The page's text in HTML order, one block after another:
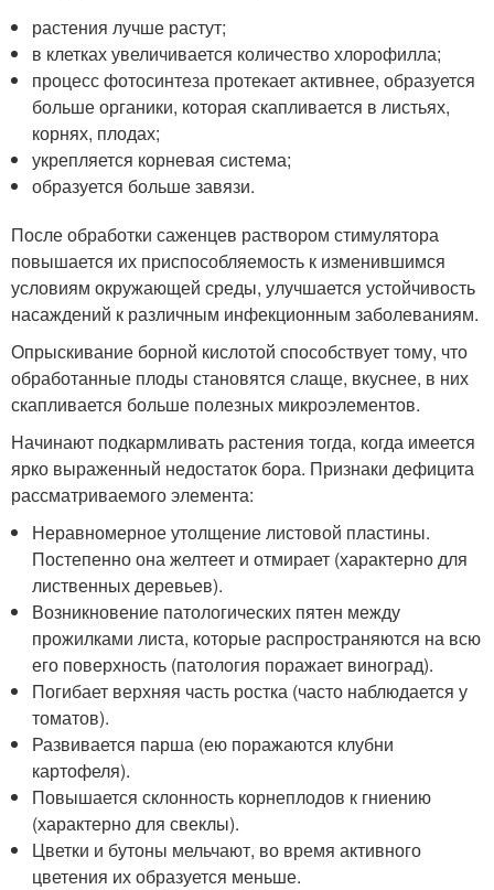
растения лучше растут;
в клетках увеличивается количество хлорофилла;
процесс фотосинтеза протекает активнее, образуется
больше органики, которая скапливается в листьях,
корнях, плодах;
укрепляется корневая система;
образуется больше завязи.
После обработки саженцев раствором стимулятора
повышается их приспособляемость к изменившимся
условиям окружающей среды, улучшается устойчивость
насаждений к различным инфекционным заболеваниям.
Опрыскивание борной кислотой способствует тому, что
обработанные плоды становятся слаще, вкуснее, в них
скапливается больше полезных микроэлементов.
Начинают подкармливать растения тогда, когда имеется
ярко выраженный недостаток бора. Признаки дефицита
рассматриваемого элемента:
Неравномерное утолщение листовой пластины.
Постепенно она желтеет и отмирает (характерно для
лиственных деревьев).
Возникновение патологических пятен между
прожилками листа, которые распространяются на всю
его поверхность (патология поражает виноград).
Погибает верхняя часть ростка (часто наблюдается у
томатов).
Развивается парша (ею поражаются клубни
картофеля).
Повышается склонность корнеплодов к гниению
(характерно для свеклы).
Цветки и бутоны мельчают, во время активного
цветения их образуется меньше.